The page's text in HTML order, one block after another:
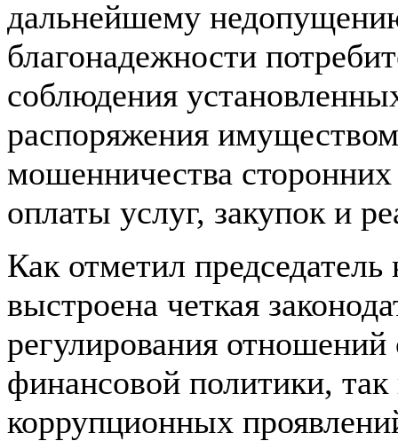
дальнейшему
благонадежности
соблюдения
распоряжения
мошенничества
оплаты услуг, закупок и
Как отметил
выстроена четкая
регулирования отношений
финансовой политики,
коррупционных